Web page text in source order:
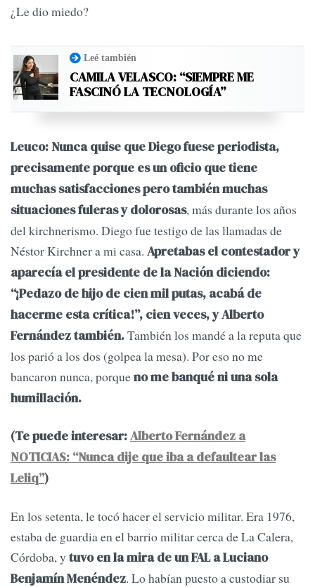
¿Le dio miedo?
Leé también
CAMILA VELASCO: “SIEMPRE ME
FASCINÓ LA TECNOLOGÍA”
Leuco:Nunca quise que Diego fuese periodista,
precisamente porque es un oficio que tiene
muchas satisfacciones pero también muchas
situaciones fuleras y dolorosas, más durante los años
del kirchnerismo. Diego fue testigo de las llamadas de
Néstor Kirchner a mi casa. Apretabas el contestador y
aparecía el presidente de la Nación diciendo:
“¡Pedazo de hijo de cien mil putas, acabá de
hacerme esta crítica!”, cien veces, y Alberto
Fernández también.También los mandé a la reputa que
los parió a los dos (golpea la mesa). Por eso no me
bancaron nunca, porqueno me banqué ni una sola
humillación.
(Te puede interesar:Alberto Fernández a
NOTICIAS: “Nunca dije que iba a defaultear las
Leliq”)
En los setenta, le tocó hacer el servicio militar. Era 1976,
estaba de guardia en el barrio militar cerca de La Calera,
Córdoba, y tuvo en la mira de un FAL a Luciano
Benjamín Menéndez. Lo habían puesto a custodiar su